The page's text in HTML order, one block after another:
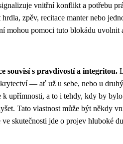
vnitřní konflikt a potřebu
zpěv, recitace manter nebo
mohou pomoci tuto blokádu uvolnit
souvisí s pravdivostí a integritou.
— ať už u sebe, nebo u
upřímnosti, a to i tehdy, kdy by
Tato vlastnost může být někdy
ve skutečnosti jde o projev hluboké